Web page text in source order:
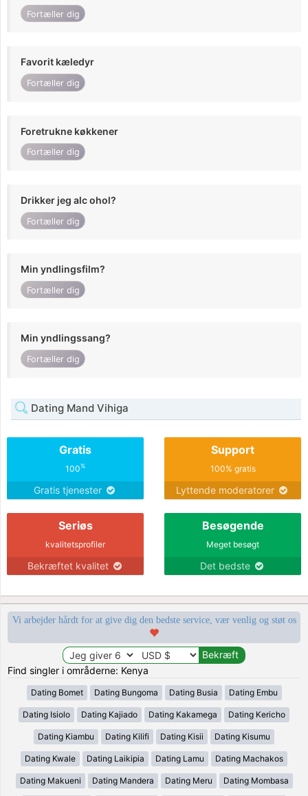
Fortæller dig
Favorit kæledyr
Fortæller dig
Foretrukne køkkener
Fortæller dig
Drikker jeg alc ohol?
Fortæller dig
Min yndlingsfilm?
Fortæller dig
Min yndlingssang?
Fortæller dig
Dating Mand Vihiga
Gratis
100%
Gratis tjenester
Support
100% gratis
Lyttende moderatorer
Seriøs
kvalitetsprofiler
Bekræftet kvalitet
Besøgende
Meget besøgt
Det bedste
Vi arbejder hårdt for at give dig den bedste service, vær venlig og støt os
Find singler i områderne: Kenya
Dating Bomet Dating Bungoma Dating Busia Dating Embu
Dating Isiolo Dating Kajiado Dating Kakamega Dating Kericho
Dating Kiambu Dating Kilifi Dating Kisii Dating Kisumu
Dating Kwale Dating Laikipia Dating Lamu Dating Machakos
Dating Makueni Dating Mandera Dating Meru Dating Mombasa